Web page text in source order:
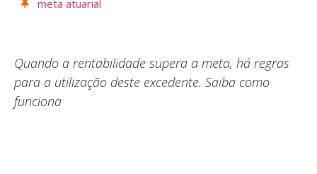
meta atuarial
Quando a rentabilidade supera a meta, há regras
para a utilização deste excedente. Saiba como
funciona